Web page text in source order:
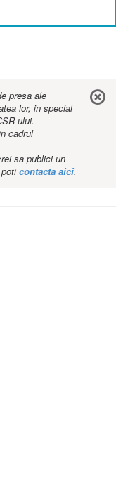
presa ale
lor, in special
ului.
cadrul
sa publici un
contacta aici.